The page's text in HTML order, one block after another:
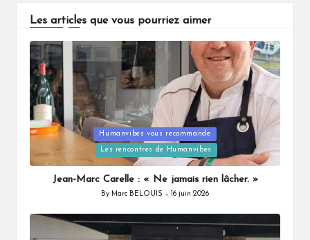
Les articles que vous pourriez aimer
Posted
Humanvibes vous recommande
Les rencontres de Humanvibes
Jean-Marc Carelle : « Ne jamais rien lâcher. »
Posted
By Marc BELOUIS 16 juin 2026